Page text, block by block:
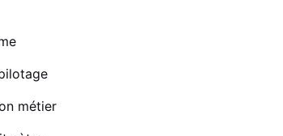
métier